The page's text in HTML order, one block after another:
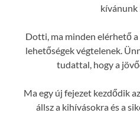
Dotti, ma minden elérhető a
lehetőségek végtelenek.
tudattal, hogy a
Ma egy új fejezet kezdődik
állsz a kihívásokra és a